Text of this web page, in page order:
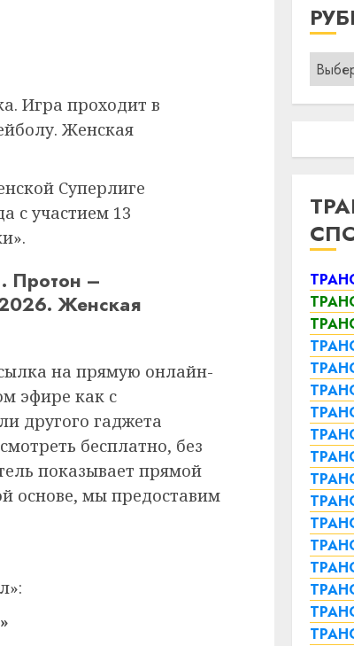
Игра проходит в
Женская
Суперлиге
с участием 13
Протон –
Женская
на прямую онлайн-
эфире как с
другого гаджета
бесплатно, без
показывает прямой
основе, мы предоставим